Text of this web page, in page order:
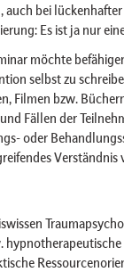
auch bei
Es ist ja nur
möchte
selbst zu
Filmen bzw.
Fällen der
oder
Verständnis